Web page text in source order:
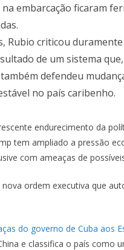
embarcação ficaram
Rubio criticou
de um sistema
defendeu
no país caribenho.
endurecimento da
tem ampliado a pressão
com ameaças de
ordem executiva que
do governo de Cuba aos
e classifica o país como